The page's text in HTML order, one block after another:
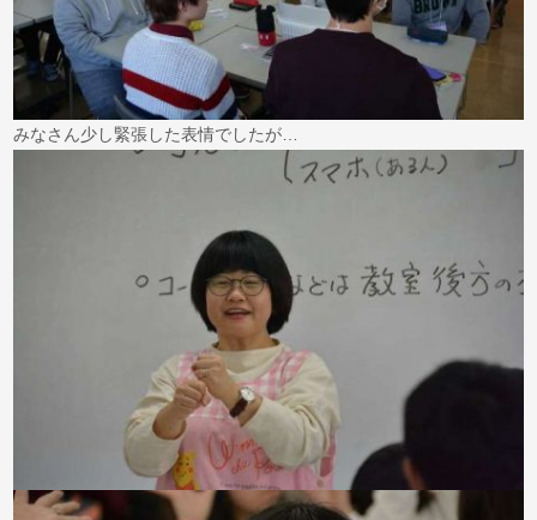
みなさん少し緊張した表情でしたが…